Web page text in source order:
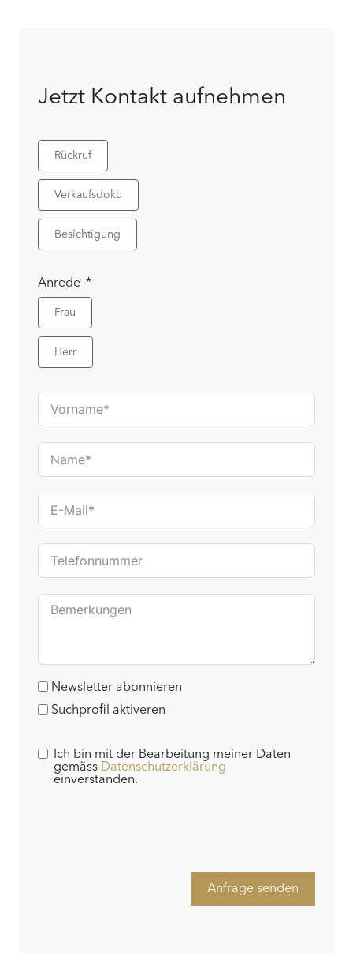
Jetzt Kontakt aufnehmen
Rückruf
Verkaufsdoku
Besichtigung
Anrede
Frau
Herr
Newsletter abonnieren
Suchprofil aktiveren
Ich bin mit der Bearbeitung meiner Daten
gemäss Datenschutzerklärung
einverstanden.
Anfrage senden